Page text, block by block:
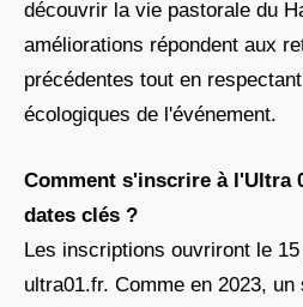
découvrir la vie pastorale du
améliorations répondent aux
précédentes tout en
écologiques de l'événement.
Comment s'inscrire à l'Ultra
dates clés ?
Les inscriptions ouvriront le
ultra01.fr. Comme en 2023,